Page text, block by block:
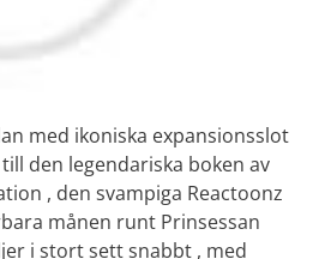
med ikoniska expansionsslot
den legendariska boken av
, den svampiga Reactoonz
månen runt Prinsessan
i stort sett snabbt , med